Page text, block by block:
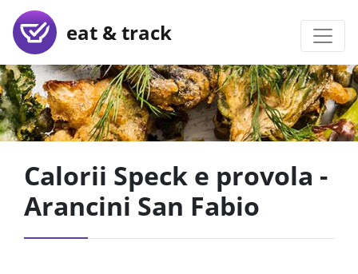
eat & track
Calorii Speck e provola -
Arancini San Fabio